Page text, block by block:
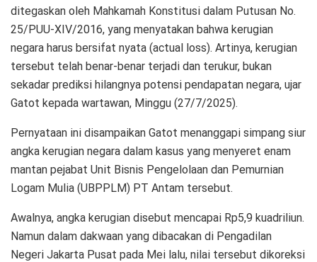
ditegaskan oleh Mahkamah Konstitusi dalam Putusan No.
25/PUU-XIV/2016, yang menyatakan bahwa kerugian
negara harus bersifat nyata (actual loss). Artinya, kerugian
tersebut telah benar-benar terjadi dan terukur, bukan
sekadar prediksi hilangnya potensi pendapatan negara, ujar
Gatot kepada wartawan, Minggu (27/7/2025).
Pernyataan ini disampaikan Gatot menanggapi simpang siur
angka kerugian negara dalam kasus yang menyeret enam
mantan pejabat Unit Bisnis Pengelolaan dan Pemurnian
Logam Mulia (UBPPLM) PT Antam tersebut.
Awalnya, angka kerugian disebut mencapai Rp5,9 kuadriliun.
Namun dalam dakwaan yang dibacakan di Pengadilan
Negeri Jakarta Pusat pada Mei lalu, nilai tersebut dikoreksi